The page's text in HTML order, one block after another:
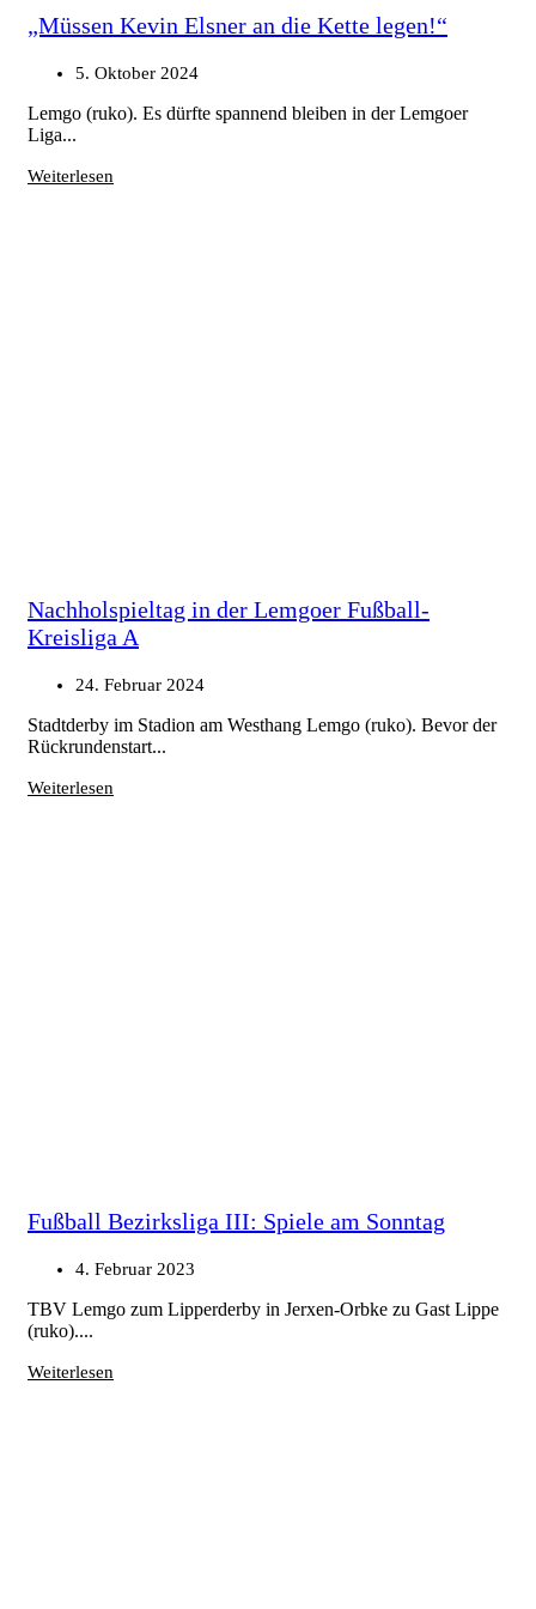
„Müssen Kevin Elsner an die Kette legen!“
5. Oktober 2024
Lemgo (ruko). Es dürfte spannend bleiben in der Lemgoer
Liga...
Weiterlesen
Nachholspieltag in der Lemgoer Fußball-
Kreisliga A
24. Februar 2024
Stadtderby im Stadion am Westhang Lemgo (ruko). Bevor der
Rückrundenstart...
Weiterlesen
Fußball Bezirksliga III: Spiele am Sonntag
4. Februar 2023
TBV Lemgo zum Lipperderby in Jerxen-Orbke zu Gast Lippe
(ruko)....
Weiterlesen